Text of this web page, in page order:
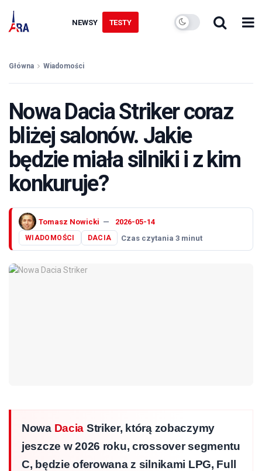
NEWSY TESTY
Główna Wiadomości
Nowa Dacia Striker coraz
bliżej salonów. Jakie
będzie miała silniki i z kim
konkuruje?
Tomasz Nowicki 2026-05-14
WIADOMOŚCI DACIA Czas czytania 3 minut
Nowa Dacia Striker, którą zobaczymy
jeszcze w 2026 roku, crossover segmentu
C, będzie oferowana z silnikami LPG, Full